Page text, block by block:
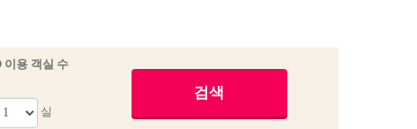
이용 객실 수
실